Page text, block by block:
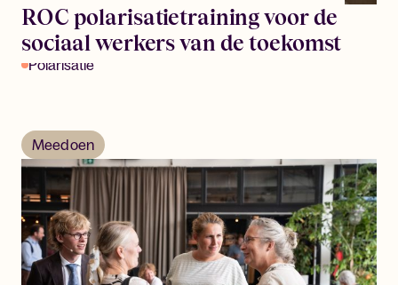
ROC polarisatietraining voor de
sociaal werkers van de toekomst
Polarisatie
Meedoen